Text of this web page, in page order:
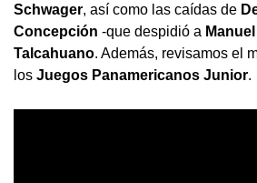
Schwager, así como las caídas de
Concepción -que despidió a
Talcahuano. Además, revisamos el
los Juegos Panamericanos Junior.